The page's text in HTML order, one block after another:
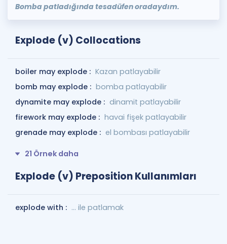
Bomba patladığında tesadüfen oradaydım.
Explode (v) Collocations
boiler may explode : Kazan patlayabilir
bomb may explode : bomba patlayabilir
dynamite may explode : dinamit patlayabilir
firework may explode : havai fişek patlayabilir
grenade may explode : el bombası patlayabilir
21 Örnek daha
Explode (v) Preposition Kullanımları
explode with : ... ile patlamak